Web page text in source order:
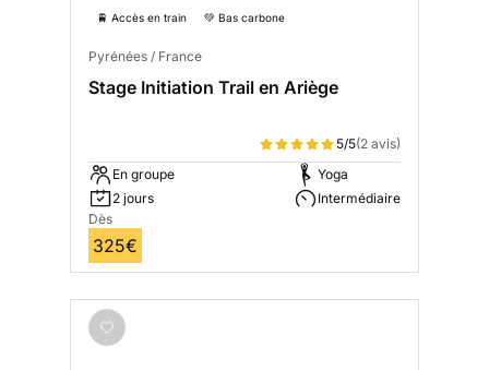
🚆 Accès en train 💚 Bas carbone
Pyrénées / France
Stage Initiation Trail en Ariège
5/5(2 avis)
En groupe
2 jours
Yoga
Intermédiaire
Dès
325€